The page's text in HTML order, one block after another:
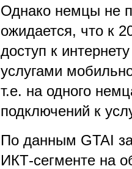
Однако немцы не
ожидается, что к
доступ к
услугами
т.е. на одного
подключений к
По данным GTAI
ИКТ-сегменте на